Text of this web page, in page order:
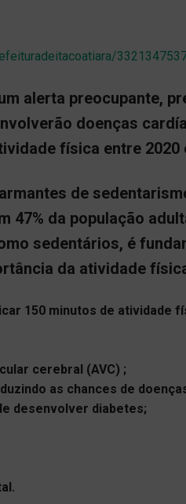
alerta preocupante,
doenças
física entre 2020
de
47% da população
sedentários, é
da atividade
150 minutos de atividade
cerebral (AVC) ;
as chances de
desenvolver diabetes;